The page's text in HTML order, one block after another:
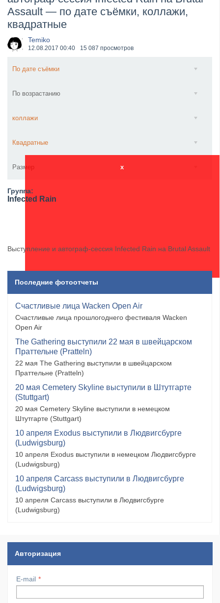
​Wacken Open Air 2027 объявил новую волну участ...
Assault — по дате съёмки, коллажи,
квадратные
Temiko
12.08.2017 00:40 15 087 просмотров
По дате съёмки
По возрастанию
коллажи
Квадратные
Размер x
Группа:
Infected Rain
Выступление и автограф-сессия Infected Rain на Brutal Assault
Последние фотоотчеты
Счастливые лица Wacken Open Air
Счастливые лица прошлогоднего фестиваля Wacken
Open Air
The Gathering выступили 22 мая в швейцарском
Праттельне (Pratteln)
22 мая The Gathering выступили в швейцарском
Праттельне (Pratteln)
20 мая Cemetery Skyline выступили в Штутгарте
(Stuttgart)
20 мая Cemetery Skyline выступили в немецком
Штутгарте (Stuttgart)
10 апреля Exodus выступили в Людвигсбурге
(Ludwigsburg)
10 апреля Exodus выступили в немецком Людвигсбурге
(Ludwigsburg)
10 апреля Carcass выступили в Людвигсбурге
(Ludwigsburg)
10 апреля Carcass выступили в Людвигсбурге
(Ludwigsburg)
Авторизация
E-mail